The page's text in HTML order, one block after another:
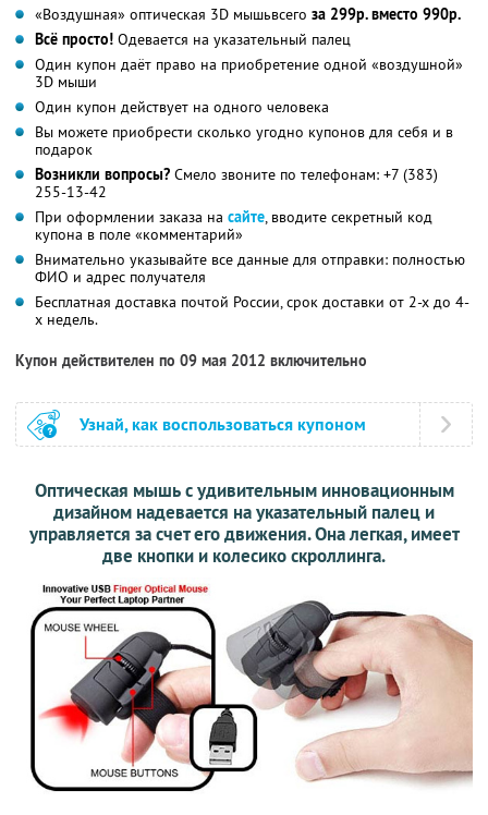
«Воздушная» оптическая 3D мышьвсего за 299р. вместо 990р.
Всё просто! Одевается на указательный палец
Один купон даёт право на приобретение одной «воздушной»
3D мыши
Один купон действует на одного человека
Вы можете приобрести сколько угодно купонов для себя и в
подарок
Возникли вопросы? Смело звоните по телефонам: +7 (383)
255-13-42
При оформлении заказа на сайте, вводите секретный код
купона в поле «комментарий»
Внимательно указывайте все данные для отправки: полностью
ФИО и адрес получателя
Бесплатная доставка почтой России, срок доставки от 2-х до 4-
х недель.
Купон действителен по 09 мая 2012 включительно
Узнай, как воспользоваться купоном
Оптическая мышь с удивительным инновационным
дизайном надевается на указательный палец и
управляется за счет его движения. Она легкая, имеет
две кнопки и колесико скроллинга.